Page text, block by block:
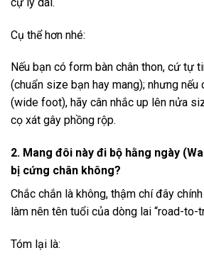
Cụ thể hơn nhé:
Nếu bạn có form bàn chân thon, cứ tự
(chuẩn size bạn hay mang); nhưng nếu
(wide foot), hãy cân nhắc up lên nửa
cọ xát gây phồng rộp.
2. Mang đôi này đi bộ hằng ngày
bị cứng chân không?
Chắc chắn là không, thậm chí đây
làm nên tên tuổi của dòng lai “road-to-
Tóm lại là: